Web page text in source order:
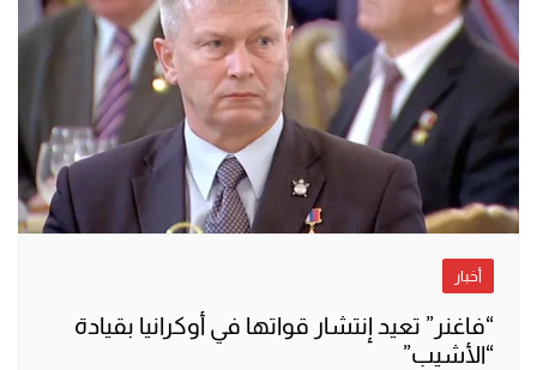
أخبار
“فاغنر” تعيد إنتشار قواتها في أوكرانيا بقيادة
“الأشيب”